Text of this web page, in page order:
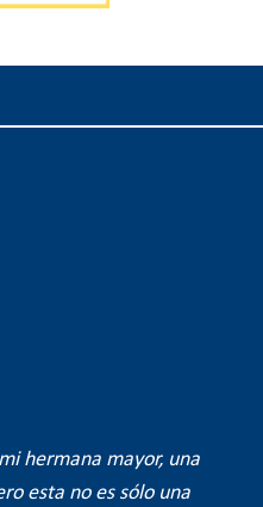
hermana mayor, una
esta no es sólo una